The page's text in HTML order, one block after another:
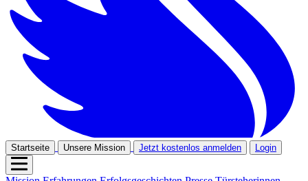
Startseite Unsere Mission Jetzt kostenlos anmelden Login